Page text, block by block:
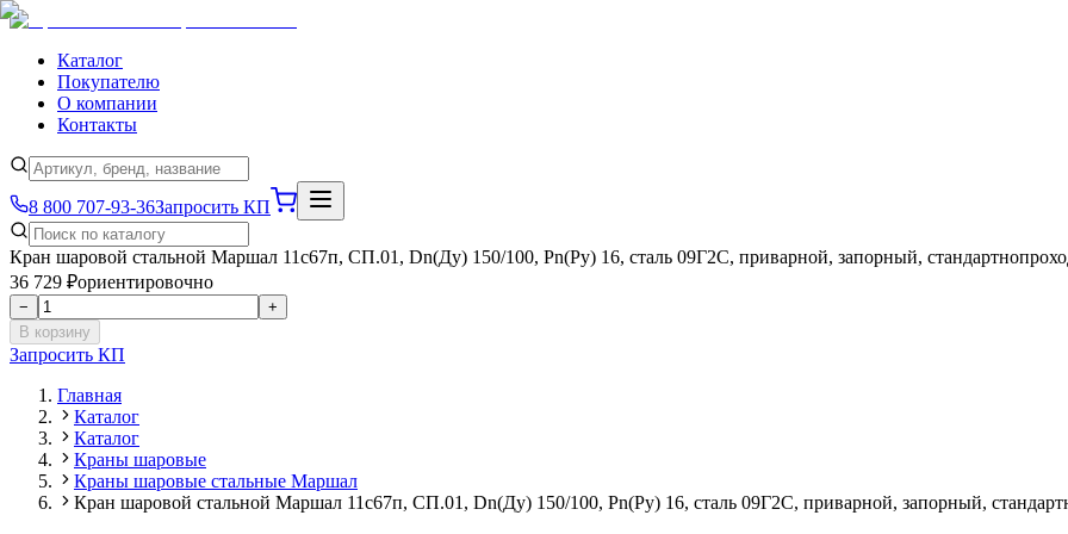
Каталог
Покупателю
О компании
Контакты
8 800 707-93-36Запросить КП
Кран шаровой стальной Маршал 11с67п, СП.01, Dn(Ду) 150/100, Рn(Ру) 16, сталь 09Г2С, приварной, запорный,
36 729 ₽ориентировочно
−
+
В корзину
Запросить КП
Главная
Каталог
Каталог
Краны шаровые
Краны шаровые стальные Маршал
Кран шаровой стальной Маршал 11с67п, СП.01, Dn(Ду) 150/100, Рn(Ру) 16, сталь 09Г2С, приварной, запорный,